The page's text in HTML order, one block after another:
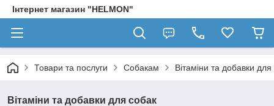
Інтернет магазин "HELMON"
Товари та послуги Собакам Вітаміни та добавки для
Вітаміни та добавки для собак